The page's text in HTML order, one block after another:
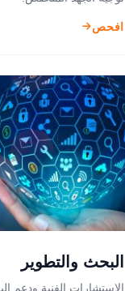
افحص
البحث والتطوير
الاستشارات الفنية ودعم